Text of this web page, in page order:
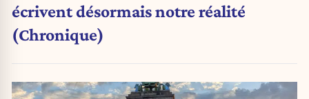
écrivent désormais notre réalité
(Chronique)